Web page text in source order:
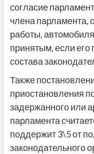
согласие
члена парламента,
работы,
принятым, если его
состава
Также
приостановления
задержанного или
парламента
поддержит 3\5 от
законодательного